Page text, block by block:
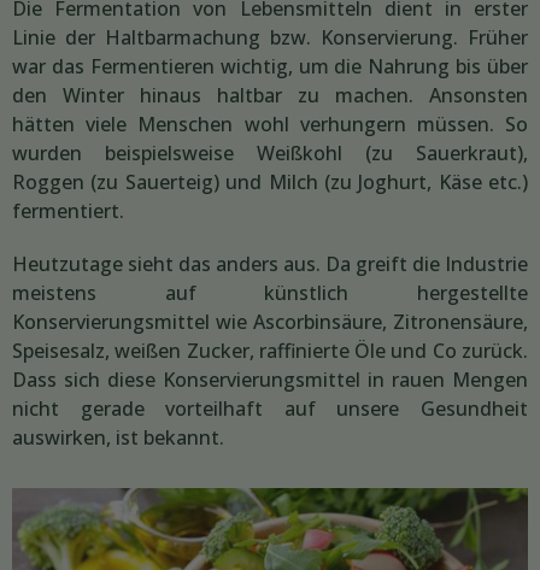
Die Fermentation von Lebensmitteln dient in erster
Linie der Haltbarmachung bzw. Konservierung. Früher
war das Fermentieren wichtig, um die Nahrung bis über
den Winter hinaus haltbar zu machen. Ansonsten
hätten viele Menschen wohl verhungern müssen. So
wurden beispielsweise Weißkohl (zu Sauerkraut),
Roggen (zu Sauerteig) und Milch (zu Joghurt, Käse etc.)
fermentiert.
Heutzutage sieht das anders aus. Da greift die Industrie
meistens auf künstlich hergestellte
Konservierungsmittel wie Ascorbinsäure, Zitronensäure,
Speisesalz, weißen Zucker, raffinierte Öle und Co zurück.
Dass sich diese Konservierungsmittel in rauen Mengen
nicht gerade vorteilhaft auf unsere Gesundheit
auswirken, ist bekannt.